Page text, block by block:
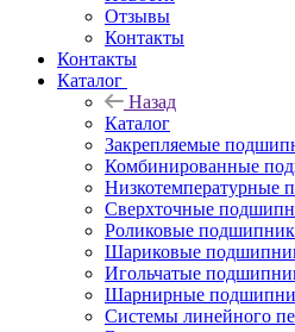
Отзывы
Контакты
Контакты
Каталог
Назад
Каталог
Закрепляемые
Комбинированные
Низкотемпературные
Сверхточные
Роликовые
Шариковые
Игольчатые
Шарнирные
Системы линейного